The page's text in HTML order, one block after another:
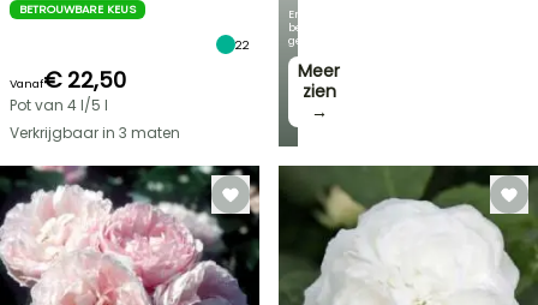
FLASH-
SALES
TOT
En
bespaar
geld!
Meer
zien
→
BETROUWBARE KEUS
22
Vanaf€ 22,50
Pot van 4 l/5 l
Verkrijgbaar in 3 maten